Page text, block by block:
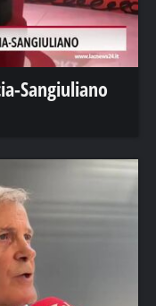
Sangiuliano